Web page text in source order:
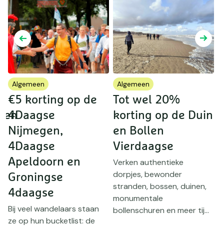
Algemeen
€5 korting op de
4Daagse
Nijmegen,
4Daagse
Apeldoorn en
Groningse
4daagse
Bij veel wandelaars staan
ze op hun bucketlist: de
Algemeen
Tot wel 20%
korting op de Duin
en Bollen
Vierdaagse
Verken authentieke
dorpjes, bewonder
stranden, bossen, duinen,
monumentale
bollenschuren en meer tij...